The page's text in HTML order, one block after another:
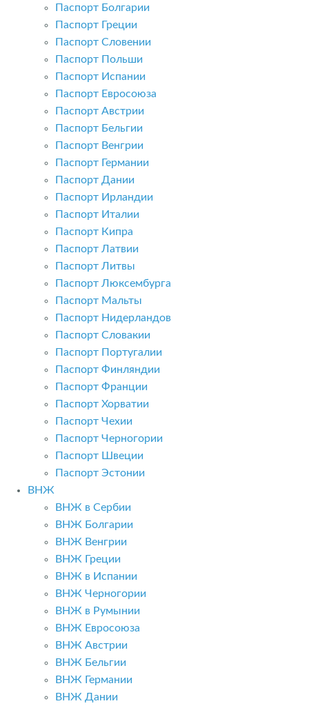
Паспорт Болгарии
Паспорт Греции
Паспорт Словении
Паспорт Польши
Паспорт Испании
Паспорт Евросоюза
Паспорт Австрии
Паспорт Бельгии
Паспорт Венгрии
Паспорт Германии
Паспорт Дании
Паспорт Ирландии
Паспорт Италии
Паспорт Кипра
Паспорт Латвии
Паспорт Литвы
Паспорт Люксембурга
Паспорт Мальты
Паспорт Нидерландов
Паспорт Словакии
Паспорт Португалии
Паспорт Финляндии
Паспорт Франции
Паспорт Хорватии
Паспорт Чехии
Паспорт Черногории
Паспорт Швеции
Паспорт Эстонии
ВНЖ
ВНЖ в Сербии
ВНЖ Болгарии
ВНЖ Венгрии
ВНЖ Греции
ВНЖ в Испании
ВНЖ Черногории
ВНЖ в Румынии
ВНЖ Евросоюза
ВНЖ Австрии
ВНЖ Бельгии
ВНЖ Германии
ВНЖ Дании